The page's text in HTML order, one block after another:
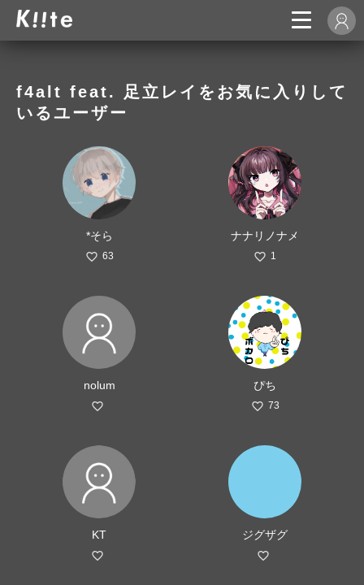
f4alt feat. 足立レイをお気に入りして
いるユーザー
*そら
63
ナナリノナメ
1
nolum ぴち
73
KT ジグザグ